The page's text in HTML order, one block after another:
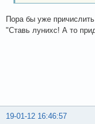
Пора бы уже
"Ставь лунихс! А то
19-01-12 16:46:57